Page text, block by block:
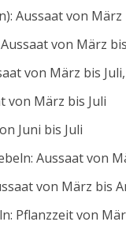
Aussaat von
von März
von März bis
von März bis Juli
Juni bis Juli
Aussaat von
von März bis
Pflanzzeit von